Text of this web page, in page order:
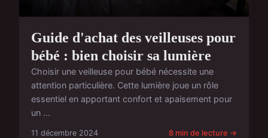
Guide d'achat des veilleuses pour
bébé : bien choisir sa lumière
Choisir une veilleuse pour bébé nécessite une
attention particulière. Cette lumière joue un rôle
essentiel en apportant confort et apaisement pour
un ...
11 décembre 2024 8 min de lecture →